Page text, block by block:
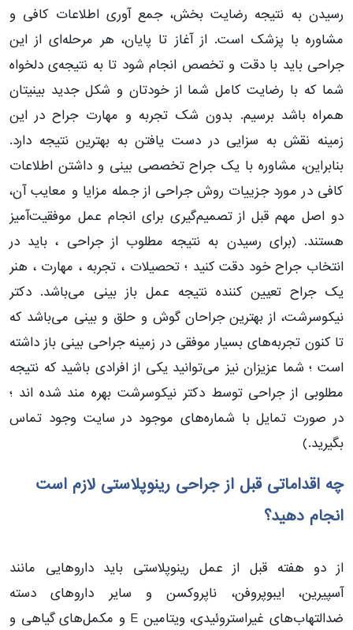
رسیدن به نتیجه رضایت بخش، جمع آوری اطلاعات کافی و
مشاوره با پزشک است. از آغاز تا پایان، هر مرحله‌ای از این
جراحی باید با دقت و تخصص انجام شود تا به نتیجه‌‌ی دلخواه
شما که با رضایت کامل شما از خودتان و شکل جدید بینیتان
همراه باشد برسیم. بدون شک تجربه و مهارت جراح در این
زمینه نقش به سزایی در دست یافتن به بهترین نتیجه دارد.
بنابراین، مشاوره با یک جراح تخصصی بینی و داشتن اطلاعات
کافی در مورد جزییات روش جراحی از جمله مزایا و معایب آن،
دو اصل مهم قبل از تصمیم‌گیری برای انجام عمل موفقیت‌آمیز
هستند. (برای رسیدن به نتیجه مطلوب از جراحی ، باید در
انتخاب جراح خود دقت کنید ؛ تحصیلات ، تجربه ، مهارت ، هنر
یک جراح تعیین کننده نتیجه عمل باز بینی می‌باشد. دکتر
نیکوسرشت، از بهترین جراحان گوش و حلق و بینی می‌باشد که
تا کنون تجربه‌های بسیار موفقی در زمینه جراحی بینی باز داشته
است ؛ شما عزیزان نیز می‌توانید یکی از افرادی باشید که نتیجه
مطلوبی از جراحی توسط دکتر نیکوسرشت بهره مند شده اند ؛
در صورت تمایل با شماره‌های موجود در سایت وجود تماس
بگیرید.)
چه اقداماتی قبل از جراحی رینوپلاستی لازم است
انجام دهید؟
از دو هفته قبل از عمل رینوپلاستی باید داروهایی مانند
آسپیرین، ایبوپروفن، ناپروکسن و سایر داروهای دسته
ضدالتهاب‌های غیراستروئیدی، ویتامین E و مکمل‌های گیاهی و